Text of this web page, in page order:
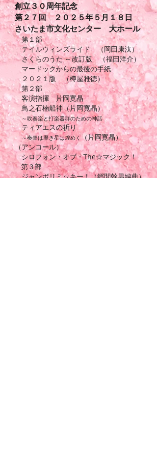
創立３０周年記念
第２７回 ２０２５年５月１８日
さいたま市文化センター 大ホール
第１部
テイルウィンズライド （岡田康汰）
さくらのうた ～改訂版 （福田洋介）
マードックからの最後の手紙
２０２１版 （樽屋雅徳）
第２部
客演指揮 片岡寛晶
鳥之石楠船神（片岡寛晶）
～吹奏楽と打楽器群のための神話
ティアエスの祈り
～奏楽は靡き星は煌めく （片岡寛晶）
（アンコール）​
シロフォン・オブ・The☆マジック！
第３部
ジャンボリミッキー！（郷間幹男編曲）